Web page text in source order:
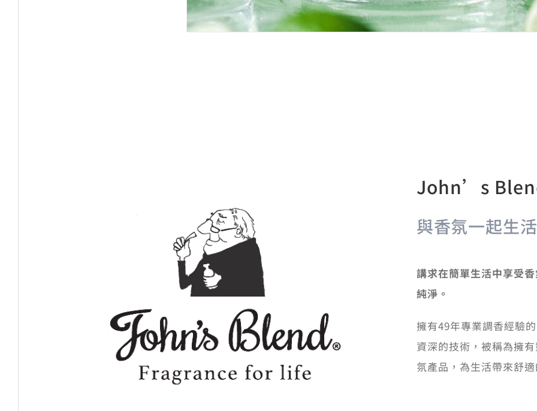
John’s
與香氛一起生活
講求在簡單生活中享受
純淨。
擁有49年專業調香經驗
資深的技術，被稱為擁
氛產品，為生活帶來舒